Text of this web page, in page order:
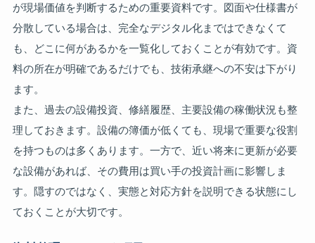
が現場価値を判断するための重要資料です。図面や仕様書が
分散している場合は、完全なデジタル化まではできなくて
も、どこに何があるかを一覧化しておくことが有効です。資
料の所在が明確であるだけでも、技術承継への不安は下がり
ます。
また、過去の設備投資、修繕履歴、主要設備の稼働状況も整
理しておきます。設備の簿価が低くても、現場で重要な役割
を持つものは多くあります。一方で、近い将来に更新が必要
な設備があれば、その費用は買い手の投資計画に影響しま
す。隠すのではなく、実態と対応方針を説明できる状態にし
ておくことが大切です。